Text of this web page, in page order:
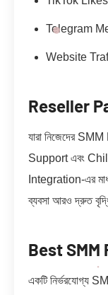
Telegram
Website
Reseller
যারা নিজেদের
Support এবং
Integration-এর
ব্যবসা আরও দ্রুত
Best SMM
একটি নির্ভরযোগ্য